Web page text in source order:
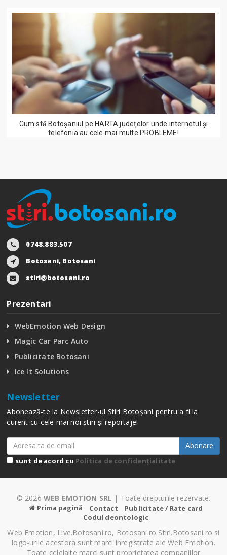
Cum stă Botoșaniul pe HARTA județelor unde internetul și
telefonia au cele mai multe PROBLEME!
0748.883.507
Botosani, Botosani
stiri@botosani.ro
Prezentari
WebEmotion Web Design
Magic Car Parc Auto
Publicitate Botosani
Ice It Solutions
Newsletter
Abonează-te la Newsletter-ul Stiri Botoșani pentru a fi la
curent cu cele mai noi știri și reportaje!
Abonare
sunt de acord cu Politica de confidențialitate
© 2026 WEB EMOTION SRL | Toate drepturile rezervate.
Prima pagină Contact
Publicitate / Rate card
Codul deontologic
Web Emotion, Live.Botosani.ro, Botosani.ro Stiri.Botosani.ro si
logo-urile acestora sunt marci inregistrate ale Web Emotion.
Toate celelalte marci sunt proprietatea companiilor